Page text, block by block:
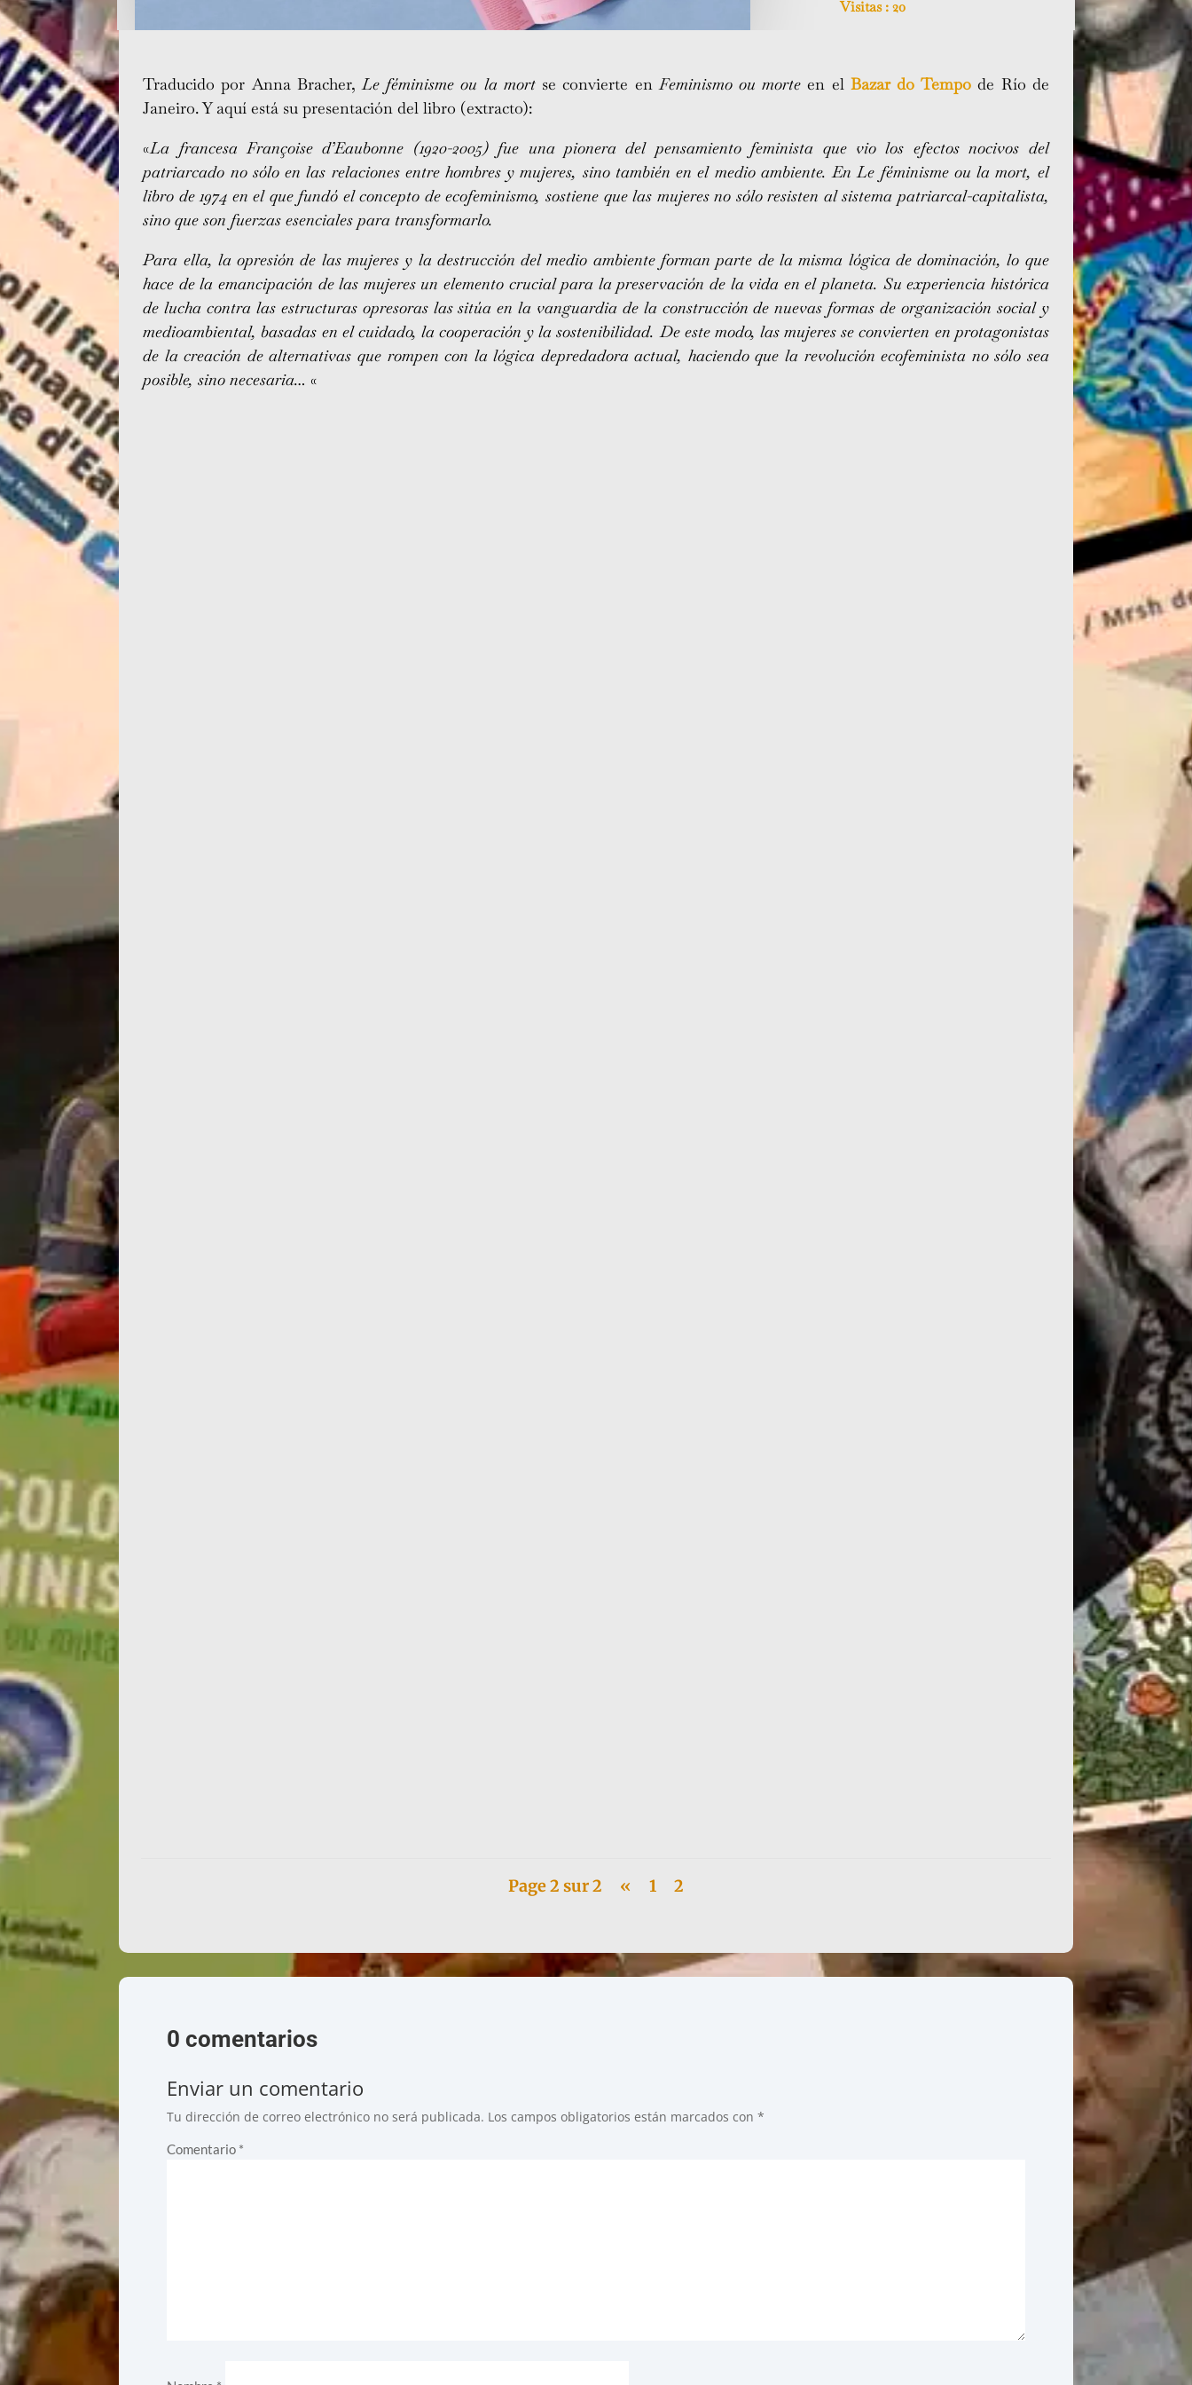
Visitas :20
Traducido por Anna Bracher,Le féminisme ou la mort se convierte enFeminismo ou morteen el Bazar do Tempo de Río de
Janeiro. Y aquí está su presentación del libro (extracto):
«La francesa Françoise d’Eaubonne (1920-2005) fue una pionera del pensamiento feminista que vio los efectos nocivos del
patriarcado no sólo en las relaciones entre hombres y mujeres, sino también en el medio ambiente. En Le féminisme ou la mort, el
libro de 1974 en el que fundó el concepto de ecofeminismo, sostiene que las mujeres no sólo resisten al sistema patriarcal-capitalista,
sino que son fuerzas esenciales para transformarlo.
Para ella, la opresión de las mujeres y la destrucción del medio ambiente forman parte de la misma lógica de dominación, lo que
hace de la emancipación de las mujeres un elemento crucial para la preservación de la vida en el planeta. Su experiencia histórica
de lucha contra las estructuras opresoras las sitúa en la vanguardia de la construcción de nuevas formas de organización social y
medioambiental, basadas en el cuidado, la cooperación y la sostenibilidad. De este modo, las mujeres se convierten en protagonistas
de la creación de alternativas que rompen con la lógica depredadora actual, haciendo que la revolución ecofeminista no sólo sea
posible, sino necesaria… «
Page 2 sur 2 « 1 2
0 comentarios
Enviar un comentario
Tu dirección de correo electrónico no será publicada. Los campos obligatorios están marcados con*
Comentario *